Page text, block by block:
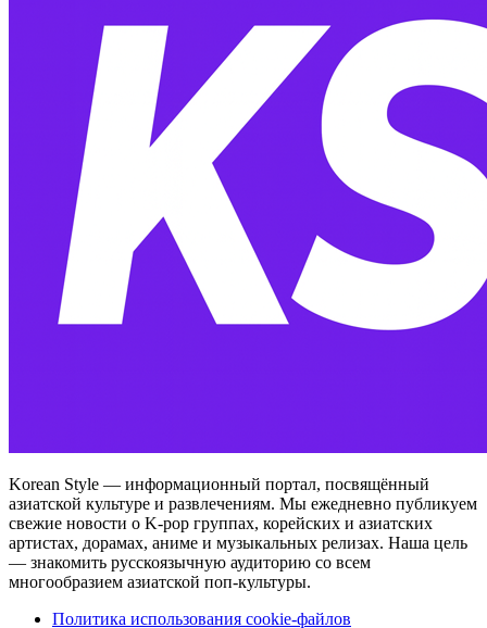
Korean Style — информационный портал, посвящённый
азиатской культуре и развлечениям. Мы ежедневно публикуем
свежие новости о K-pop группах, корейских и азиатских
артистах, дорамах, аниме и музыкальных релизах. Наша цель
— знакомить русскоязычную аудиторию со всем
многообразием азиатской поп-культуры.
Политика использования cookie-файлов